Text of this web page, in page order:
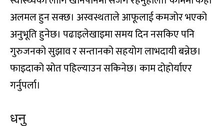
अलमल हुन सक्छ। अस्वस्थताले आफूलाई कमजोर भएको
अनुभूति हुनेछ। पढाइलेखाइमा समय दिन नसकिए पनि
गुरुजनको सुझाव र सन्तानको सहयोग लाभदायी बन्नेछ।
फाइदाको स्रोत पहिल्याउन सकिनेछ। काम दोहोर्याएर
गर्नुपर्ला।
धनु